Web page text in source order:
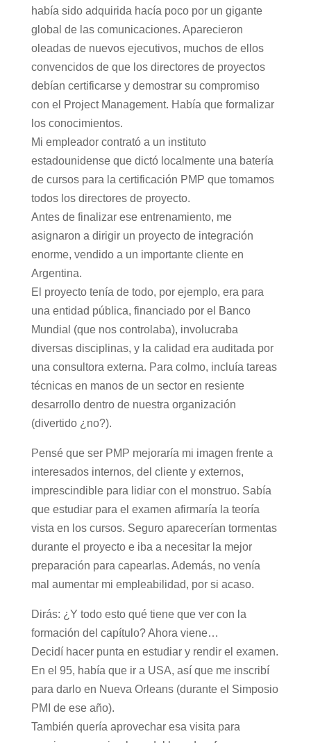
había sido adquirida hacía poco por un gigante
global de las comunicaciones. Aparecieron
oleadas de nuevos ejecutivos, muchos de ellos
convencidos de que los directores de proyectos
debían certificarse y demostrar su compromiso
con el Project Management. Había que formalizar
los conocimientos.
Mi empleador contrató a un instituto
estadounidense que dictó localmente una batería
de cursos para la certificación PMP que tomamos
todos los directores de proyecto.
Antes de finalizar ese entrenamiento, me
asignaron a dirigir un proyecto de integración
enorme, vendido a un importante cliente en
Argentina.
El proyecto tenía de todo, por ejemplo, era para
una entidad pública, financiado por el Banco
Mundial (que nos controlaba), involucraba
diversas disciplinas, y la calidad era auditada por
una consultora externa. Para colmo, incluía tareas
técnicas en manos de un sector en resiente
desarrollo dentro de nuestra organización
(divertido ¿no?).
Pensé que ser PMP mejoraría mi imagen frente a
interesados internos, del cliente y externos,
imprescindible para lidiar con el monstruo. Sabía
que estudiar para el examen afirmaría la teoría
vista en los cursos. Seguro aparecerían tormentas
durante el proyecto e iba a necesitar la mejor
preparación para capearlas. Además, no venía
mal aumentar mi empleabilidad, por si acaso.
Dirás: ¿Y todo esto qué tiene que ver con la
formación del capítulo? Ahora viene…
Decidí hacer punta en estudiar y rendir el examen.
En el 95, había que ir a USA, así que me inscribí
para darlo en Nueva Orleans (durante el Simposio
PMI de ese año).
También quería aprovechar esa visita para